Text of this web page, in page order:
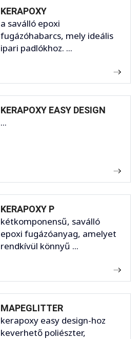
KERAPOXY
a saválló epoxi
fugázóhabarcs, mely ideális
ipari padlókhoz. ...
KERAPOXY EASY DESIGN
...
KERAPOXY P
kétkomponensű, saválló
epoxi fugázóanyag, amelyet
rendkívül könnyű ...
MAPEGLITTER
kerapoxy easy design-hoz
keverhető poliészter,